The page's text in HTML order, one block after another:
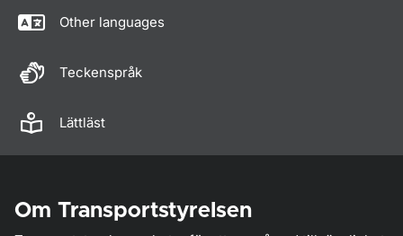
Other languages
Teckenspråk
Lättläst
Om Transportstyrelsen